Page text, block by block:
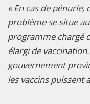
« En cas de
problème se situe
programme chargé
élargi de
gouvernement
les vaccins puissent